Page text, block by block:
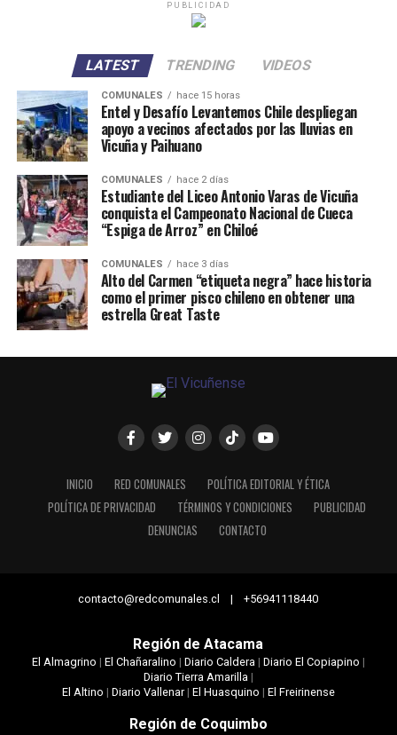
PUBLICIDAD
LATEST TRENDING VIDEOS
COMUNALES hace 15 horas
Entel y Desafío Levantemos Chile despliegan
apoyo a vecinos afectados por las lluvias en
Vicuña y Paihuano
COMUNALES hace 2 días
Estudiante del Liceo Antonio Varas de Vicuña
conquista el Campeonato Nacional de Cueca
“Espiga de Arroz” en Chiloé
COMUNALES hace 3 días
Alto del Carmen “etiqueta negra” hace historia
como el primer pisco chileno en obtener una
estrella Great Taste
INICIO RED COMUNALES
POLÍTICA EDITORIAL Y ÉTICA
POLÍTICA DE PRIVACIDAD
TÉRMINOS Y CONDICIONES
PUBLICIDAD
DENUNCIAS
CONTACTO
contacto@redcomunales.cl | +56941118440
Región de Atacama
El Almagrino | El Chañaralino | Diario Caldera| Diario El Copiapino |
Diario Tierra Amarilla|
El Altino | Diario Vallenar| El Huasquino | El Freirinense
Región de Coquimbo